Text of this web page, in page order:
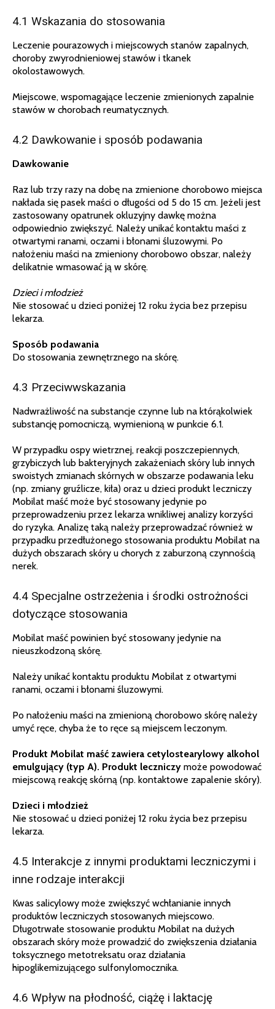
4.1 Wskazania do stosowania
Leczenie pourazowych i miejscowych stanów zapalnych,
choroby zwyrodnieniowej stawów i tkanek
okolostawowych.
Miejscowe, wspomagające leczenie zmienionych zapalnie
stawów w chorobach reumatycznych.
4.2 Dawkowanie i sposób podawania
Dawkowanie
Raz lub trzy razy na dobę na zmienione chorobowo miejsca
nakłada się pasek maści o długości od 5 do 15 cm. Jeżeli jest
zastosowany opatrunek okluzyjny dawkę można
odpowiednio zwiększyć. Należy unikać kontaktu maści z
otwartymi ranami, oczami i błonami śluzowymi. Po
nałożeniu maści na zmieniony chorobowo obszar, należy
delikatnie wmasować ją w skórę.
Dzieci i młodzież
Nie stosować u dzieci poniżej 12 roku życia bez przepisu
lekarza.
Sposób podawania
Do stosowania zewnętrznego na skórę.
4.3 Przeciwwskazania
Nadwrażliwość na substancje czynne lub na którąkolwiek
substancję pomocniczą, wymienioną w punkcie 6.1.
W przypadku ospy wietrznej, reakcji poszczepiennych,
grzybiczych lub bakteryjnych zakażeniach skóry lub innych
swoistych zmianach skórnych w obszarze podawania leku
(np. zmiany gruźlicze, kiła) oraz u dzieci produkt leczniczy
Mobilat maść może być stosowany jedynie po
przeprowadzeniu przez lekarza wnikliwej analizy korzyści
do ryzyka. Analizę taką należy przeprowadzać również w
przypadku przedłużonego stosowania produktu Mobilat na
dużych obszarach skóry u chorych z zaburzoną czynnością
nerek.
4.4 Specjalne ostrzeżenia i środki ostrożności
dotyczące stosowania
Mobilat maść powinien być stosowany jedynie na
nieuszkodzoną skórę.
Należy unikać kontaktu produktu Mobilat z otwartymi
ranami, oczami i błonami śluzowymi.
Po nałożeniu maści na zmienioną chorobowo skórę należy
umyć ręce, chyba że to ręce są miejscem leczonym.
Produkt Mobilat maść zawiera cetylostearylowy alkohol
emulgujący (typ A). Produkt leczniczy może powodować
miejscową reakcję skórną (np. kontaktowe zapalenie skóry).
Dzieci i młodzież
Nie stosować u dzieci poniżej 12 roku życia bez przepisu
lekarza.
4.5 Interakcje z innymi produktami leczniczymi i
inne rodzaje interakcji
Kwas salicylowy może zwiększyć wchłanianie innych
produktów leczniczych stosowanych miejscowo.
Długotrwałe stosowanie produktu Mobilat na dużych
obszarach skóry może prowadzić do zwiększenia działania
toksycznego metotreksatu oraz działania
hipoglikemizującego sulfonylomocznika.
4.6 Wpływ na płodność, ciążę i laktację